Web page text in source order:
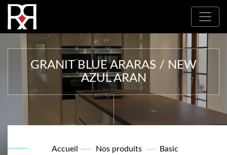
Où nous trouver : Nos partenaires
GRANIT BLUE ARARAS / NEW
AZUL ARAN
Accueil Nos produits Basic